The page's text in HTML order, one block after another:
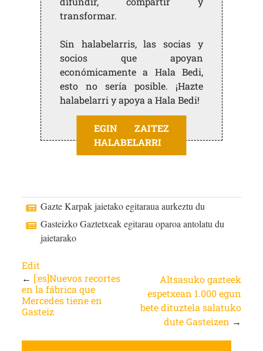
transformar.
Sin halabelarris, las socias y
socios que apoyan
económicamente a Hala Bedi,
esto no sería posible. ¡Hazte
halabelarri y apoya a Hala Bedi!
EGIN ZAITEZ
HALABELARRI
Gazte Karpak jaietako egitaraua aurkeztu du
Gasteizko Gaztetxeak egitarau oparoa antolatu du
jaietarako
Edit
← [:es]Nuevos recortes
en la fábrica que
Mercedes tiene en
Gasteiz
Altsasuko gazteek
espetxean 1.000 egun
bete dituztela salatuko
dute Gasteizen →